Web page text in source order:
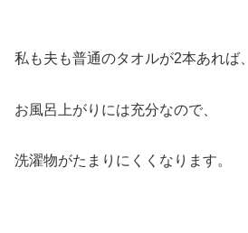
私も夫も普通のタオルが2本あれば、
お風呂上がりには充分なので、
洗濯物がたまりにくくなります。